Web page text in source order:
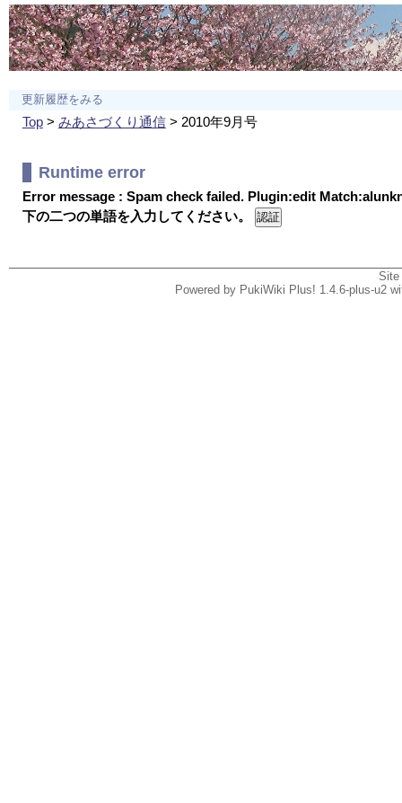
更新履歴をみる
Top> みあさづくり通信> 2010年9月号
Runtime error
Error message : Spam check failed. Plugin:edit
下の二つの単語を入力してください。
Powered by PukiWiki Plus! 1.4.6-plus-u2